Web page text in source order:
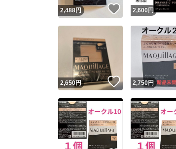
2,488円 いいね！
2,600 円
2,650円 いいね！
2,750円